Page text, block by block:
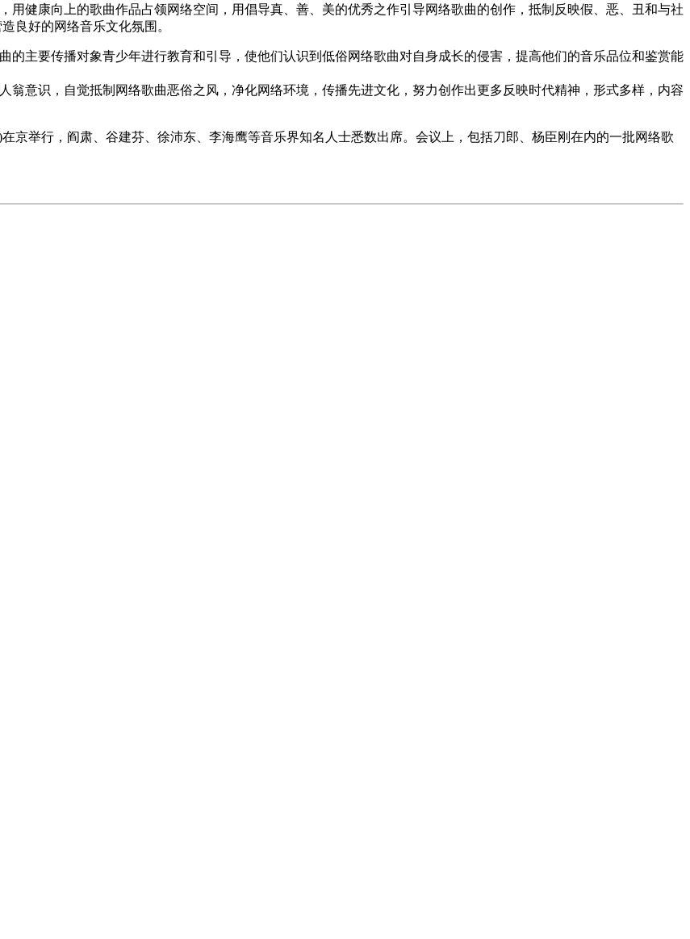
健康向上的歌曲作品占领网络空间，用倡导真、善、美的优秀之作引导网络歌曲的创作，抵制反映假、恶、丑和与社
良好的网络音乐文化氛围。
的主要传播对象青少年进行教育和引导，使他们认识到低俗网络歌曲对自身成长的侵害，提高他们的音乐品位和鉴赏能
意识，自觉抵制网络歌曲恶俗之风，净化网络环境，传播先进文化，努力创作出更多反映时代精神，形式多样，内容
京举行，阎肃、谷建芬、徐沛东、李海鹰等音乐界知名人士悉数出席。会议上，包括刀郎、杨臣刚在内的一批网络歌